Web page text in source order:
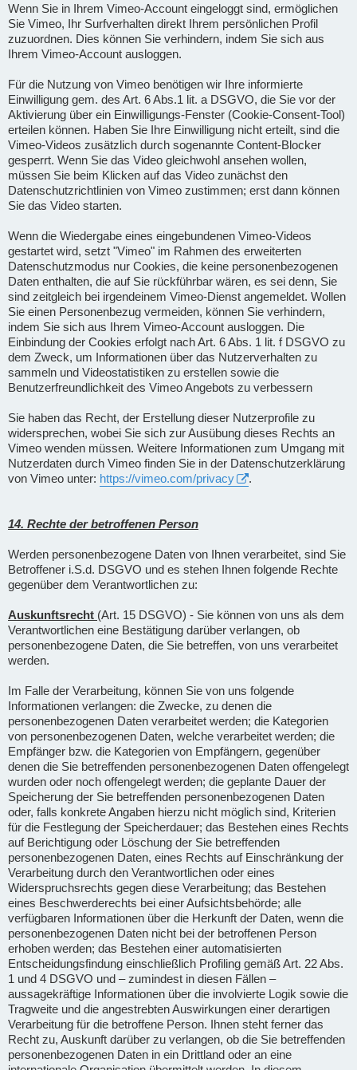
Wenn Sie in Ihrem Vimeo-Account eingeloggt sind, ermöglichen
Sie Vimeo, Ihr Surfverhalten direkt Ihrem persönlichen Profil
zuzuordnen. Dies können Sie verhindern, indem Sie sich aus
Ihrem Vimeo-Account ausloggen.
Für die Nutzung von Vimeo benötigen wir Ihre informierte
Einwilligung gem. des Art. 6 Abs.1 lit. a DSGVO, die Sie vor der
Aktivierung über ein Einwilligungs-Fenster (Cookie-Consent-Tool)
erteilen können. Haben Sie Ihre Einwilligung nicht erteilt, sind die
Vimeo-Videos zusätzlich durch sogenannte Content-Blocker
gesperrt. Wenn Sie das Video gleichwohl ansehen wollen,
müssen Sie beim Klicken auf das Video zunächst den
Datenschutzrichtlinien von Vimeo zustimmen; erst dann können
Sie das Video starten.
Wenn die Wiedergabe eines eingebundenen Vimeo-Videos
gestartet wird, setzt "Vimeo" im Rahmen des erweiterten
Datenschutzmodus nur Cookies, die keine personenbezogenen
Daten enthalten, die auf Sie rückführbar wären, es sei denn, Sie
sind zeitgleich bei irgendeinem Vimeo-Dienst angemeldet. Wollen
Sie einen Personenbezug vermeiden, können Sie verhindern,
indem Sie sich aus Ihrem Vimeo-Account ausloggen. Die
Einbindung der Cookies erfolgt nach Art. 6 Abs. 1 lit. f DSGVO zu
dem Zweck, um Informationen über das Nutzerverhalten zu
sammeln und Videostatistiken zu erstellen sowie die
Benutzerfreundlichkeit des Vimeo Angebots zu verbessern
Sie haben das Recht, der Erstellung dieser Nutzerprofile zu
widersprechen, wobei Sie sich zur Ausübung dieses Rechts an
Vimeo wenden müssen. Weitere Informationen zum Umgang mit
Nutzerdaten durch Vimeo finden Sie in der Datenschutzerklärung
von Vimeo unter: https://vimeo.com/privacy .
14. Rechte der betroffenen Person
Werden personenbezogene Daten von Ihnen verarbeitet, sind Sie
Betroffener i.S.d. DSGVO und es stehen Ihnen folgende Rechte
gegenüber dem Verantwortlichen zu:
Auskunftsrecht (Art. 15 DSGVO) - Sie können von uns als dem
Verantwortlichen eine Bestätigung darüber verlangen, ob
personenbezogene Daten, die Sie betreffen, von uns verarbeitet
werden.
Im Falle der Verarbeitung, können Sie von uns folgende
Informationen verlangen: die Zwecke, zu denen die
personenbezogenen Daten verarbeitet werden; die Kategorien
von personenbezogenen Daten, welche verarbeitet werden; die
Empfänger bzw. die Kategorien von Empfängern, gegenüber
denen die Sie betreffenden personenbezogenen Daten offengelegt
wurden oder noch offengelegt werden; die geplante Dauer der
Speicherung der Sie betreffenden personenbezogenen Daten
oder, falls konkrete Angaben hierzu nicht möglich sind, Kriterien
für die Festlegung der Speicherdauer; das Bestehen eines Rechts
auf Berichtigung oder Löschung der Sie betreffenden
personenbezogenen Daten, eines Rechts auf Einschränkung der
Verarbeitung durch den Verantwortlichen oder eines
Widerspruchsrechts gegen diese Verarbeitung; das Bestehen
eines Beschwerderechts bei einer Aufsichtsbehörde; alle
verfügbaren Informationen über die Herkunft der Daten, wenn die
personenbezogenen Daten nicht bei der betroffenen Person
erhoben werden; das Bestehen einer automatisierten
Entscheidungsfindung einschließlich Profiling gemäß Art. 22 Abs.
1 und 4 DSGVO und – zumindest in diesen Fällen –
aussagekräftige Informationen über die involvierte Logik sowie die
Tragweite und die angestrebten Auswirkungen einer derartigen
Verarbeitung für die betroffene Person. Ihnen steht ferner das
Recht zu, Auskunft darüber zu verlangen, ob die Sie betreffenden
personenbezogenen Daten in ein Drittland oder an eine